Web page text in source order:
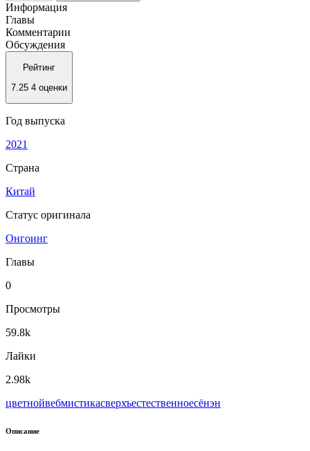
Информация
Главы
Комментарии
Обсуждения
Рейтинг
7.25 4 оценки
Год выпуска
2021
Страна
Китай
Статус оригинала
Онгоинг
Главы
0
Просмотры
59.8k
Лайки
2.98k
цветнойвебмистикасверхъестественноесёнэн
Описание